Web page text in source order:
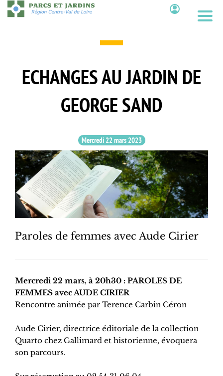
Aller
au
ECHANGES AU JARDIN DE
GEORGE SAND
Mercredi 22 mars 2023
Paroles de femmes avec Aude Cirier
Mercredi 22 mars, à 20h30 : PAROLES DE
FEMMES avec AUDE CIRIER
Rencontre animée par Terence Carbin Céron
Aude Cirier, directrice éditoriale de la collection
Quarto chez Gallimard et historienne, évoquera
son parcours.